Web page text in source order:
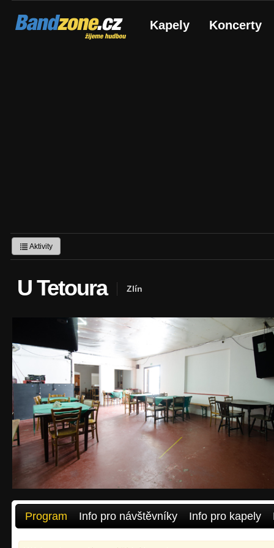
Bandzone.cz
žijeme hudbou Kapely Koncerty
Aktivity
U Tetoura Zlín
Program Info pro návštěvníky Info pro kapely